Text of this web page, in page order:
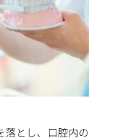
落とし、口腔内の